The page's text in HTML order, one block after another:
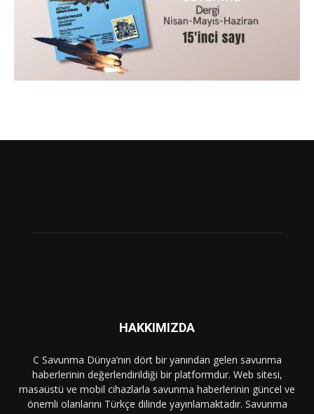
HAKKIMIZDA
C Savunma Dünya’nın dört bir yanından gelen savunma
haberlerinin değerlendirildiği bir platformdur. Web sitesi,
masaüstü ve mobil cihazlarla savunma haberlerinin güncel ve
önemli olanlarını Türkçe dilinde yayınlamaktadır. Savunma